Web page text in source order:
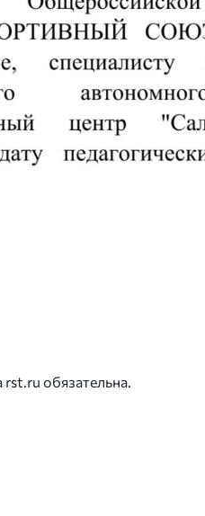
обязательна.